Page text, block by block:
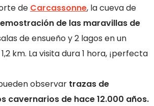
de Carcassonne, la cueva de
de las maravillas de
de ensueño y 2 lagos en un
km. La visita dura 1 hora, ¡perfecta
observar trazas de
cavernarios de hace 12.000 años.